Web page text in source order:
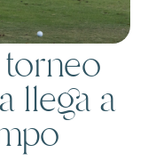
llega a